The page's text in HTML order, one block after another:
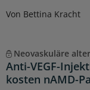
Von Bettina Kracht
Neovaskuläre
Anti-VEGF-
kosten nAMD-